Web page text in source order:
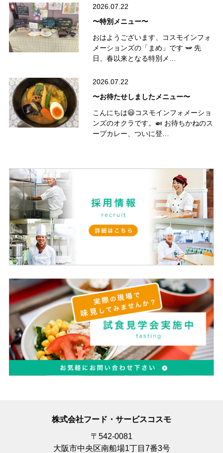
2026.07.22
〜特別メニュー〜
おはようございます、コスモインフォ
メーションズの「まめ」です 🫛 先
日、春以来となる特別メ…
2026.07.22
〜お待たせしましたメニュー〜
こんにちは😃コスモインフォメーショ
ンズのオクラです。🍛 お待ちかねのス
ープカレー、ついに登…
株式会社フード・サービスコスモ
〒542-0081
大阪市中央区南船場1丁目7番3号